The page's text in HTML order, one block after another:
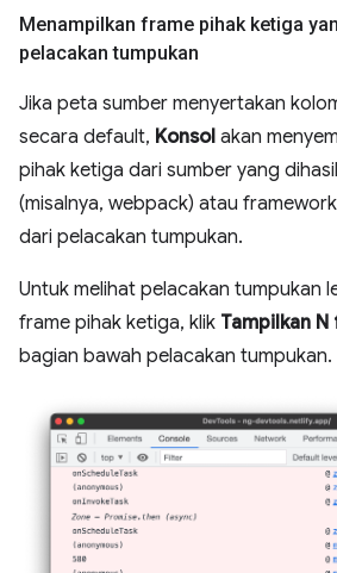
Menampilkan frame pihak ketiga
pelacakan tumpukan
Jika peta sumber menyertakan
secara default, Konsol akan
pihak ketiga dari sumber yang
(misalnya, webpack) atau
dari pelacakan tumpukan.
Untuk melihat pelacakan tumpukan
frame pihak ketiga, klik Tampilkan
bagian bawah pelacakan tumpukan.